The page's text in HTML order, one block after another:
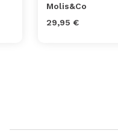
Molis&Co
29,95 €